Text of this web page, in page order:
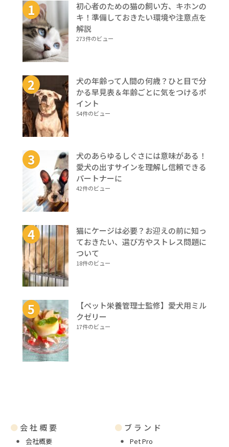
初心者のための猫の飼い方、キホンの
キ！準備しておきたい環境や注意点を
解説
273件のビュー
犬の年齢って人間の何歳？ひと目で分
かる早見表＆年齢ごとに気をつけるポ
イント
54件のビュー
犬のあらゆるしぐさには意味がある！
愛犬の出すサインを理解し信頼できる
パートナーに
42件のビュー
猫にケージは必要？お迎えの前に知っ
ておきたい、選び方やストレス問題に
ついて
18件のビュー
【ペット栄養管理士監修】愛犬用ミル
クゼリー
17件のビュー
● 会社概要
会社概要
● ブランド
Pet Pro